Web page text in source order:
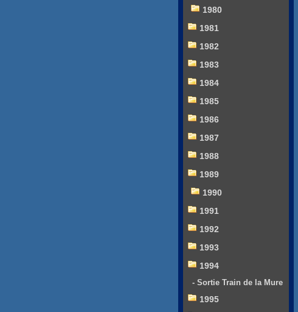
1980
1981
1982
1983
1984
1985
1986
1987
1988
1989
1990
1991
1992
1993
1994
- Sortie Train de la Mure
1995